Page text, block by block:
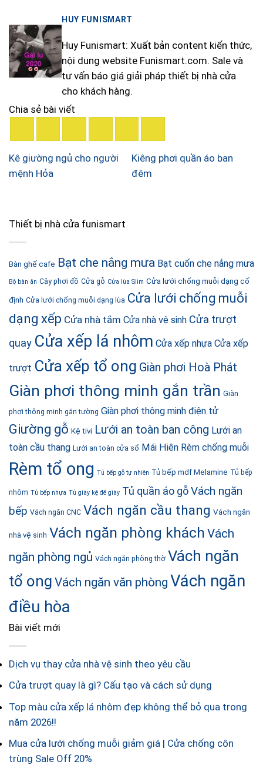
HUY FUNISMART
Huy Funismart: Xuất bản content kiến thức,
nội dung website Funismart.com. Sale và
tư vấn báo giá giải pháp thiết bị nhà cửa
cho khách hàng.
Chia sẻ bài viết
Kê giường ngủ cho người
mệnh Hỏa
Kiêng phơi quần áo ban
đêm
Thiết bị nhà cửa funismart
Bàn ghế cafe Bạt che nắng mưa Bạt cuốn che nắng mưa
Bộ bàn ăn Cây phơi đồ Cửa gỗ Cửa lùa Slim Cửa lưới chống muỗi dạng cố
định Cửa lưới chống muỗi dạng lùa Cửa lưới chống muỗi
dạng xếp Cửa nhà tắm Cửa nhà vệ sinh Cửa trượt
quay Cửa xếp lá nhôm Cửa xếp nhựa Cửa xếp
trượt Cửa xếp tổ ong Giàn phơi Hoà Phát
Giàn phơi thông minh gắn trần Giàn
phơi thông minh gắn tường Giàn phơi thông minh điện tử
Giường gỗ Kệ tivi Lưới an toàn ban công Lưới an
toàn cầu thang Lưới an toàn cửa sổ Mái Hiên Rèm chống muỗi
Rèm tổ ong Tủ bếp gỗ tự nhiên Tủ bếp mdf Melamine Tủ bếp
nhôm Tủ bếp nhựa Tủ giày kệ để giày Tủ quần áo gỗVách ngăn
bếp Vách ngăn CNC Vách ngăn cầu thang Vách ngăn
nhà vệ sinh Vách ngăn phòng khách Vách
ngăn phòng ngủ Vách ngăn phòng thờ Vách ngăn
tổ ong Vách ngăn văn phòng Vách ngăn
điều hòa
Bài viết mới
Dịch vụ thay cửa nhà vệ sinh theo yêu cầu
Cửa trượt quay là gì? Cấu tạo và cách sử dụng
Top màu cửa xếp lá nhôm đẹp không thể bỏ qua trong
năm 2026!!
Mua cửa lưới chống muỗi giảm giá | Cửa chống côn
trùng Sale Off 20%